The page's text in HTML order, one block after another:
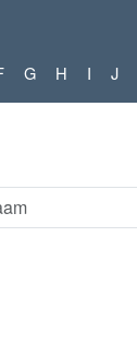
G H I J